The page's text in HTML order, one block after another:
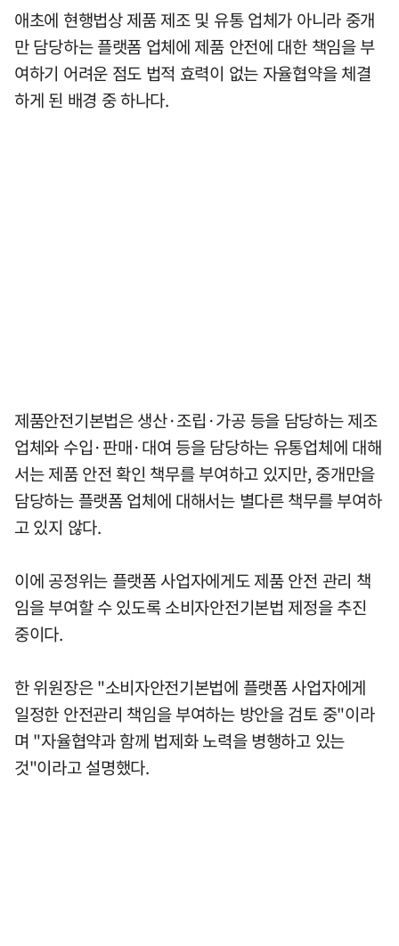
애초에 현행법상 제품 제조 및 유통 업체가 아니라 중개
만 담당하는 플랫폼 업체에 제품 안전에 대한 책임을 부
여하기 어려운 점도 법적 효력이 없는 자율협약을 체결
하게 된 배경 중 하나다.
제품안전기본법은 생산·조립·가공 등을 담당하는 제조
업체와 수입·판매·대여 등을 담당하는 유통업체에 대해
서는 제품 안전 확인 책무를 부여하고 있지만, 중개만을
담당하는 플랫폼 업체에 대해서는 별다른 책무를 부여하
고 있지 않다.
이에 공정위는 플랫폼 사업자에게도 제품 안전 관리 책
임을 부여할 수 있도록 소비자안전기본법 제정을 추진
중이다.
한 위원장은 "소비자안전기본법에 플랫폼 사업자에게
일정한 안전관리 책임을 부여하는 방안을 검토 중"이라
며 "자율협약과 함께 법제화 노력을 병행하고 있는
것"이라고 설명했다.